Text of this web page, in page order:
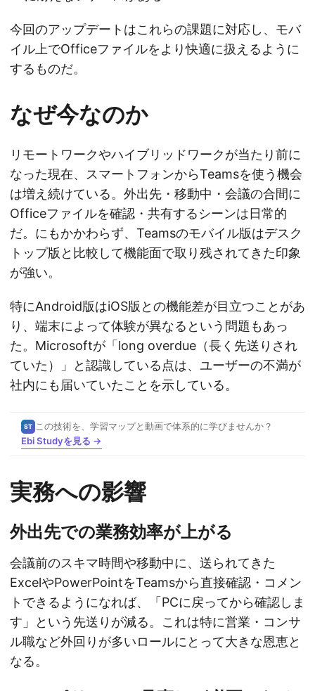
今回のアップデートはこれらの課題に対応し、モバ
イル上でOfficeファイルをより快適に扱えるように
するものだ。
なぜ今なのか
リモートワークやハイブリッドワークが当たり前に
なった現在、スマートフォンからTeamsを使う機会
は増え続けている。外出先・移動中・会議の合間に
Officeファイルを確認・共有するシーンは日常的
だ。にもかかわらず、Teamsのモバイル版はデスク
トップ版と比較して機能面で取り残されてきた印象
が強い。
特にAndroid版はiOS版との機能差が目立つことがあ
り、端末によって体験が異なるという問題もあっ
た。Microsoftが「long overdue（長く先送りされ
ていた）」と認識している点は、ユーザーの不満が
社内にも届いていたことを示している。
ST この技術を、学習マップと動画で体系的に学びませんか？
Ebi Studyを見る →
実務への影響
外出先での業務効率が上がる
会議前のスキマ時間や移動中に、送られてきた
ExcelやPowerPointをTeamsから直接確認・コメン
トできるようになれば、「PCに戻ってから確認しま
す」という先送りが減る。これは特に営業・コンサ
ル職など外回りが多いロールにとって大きな恩恵と
なる。